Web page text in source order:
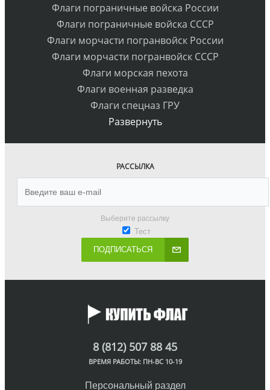
Флаги пограничные войска России
Флаги пограничные войска СССР
Флаги морчасти погранвойск России
Флаги морчасти погранвойск СССР
Флаги морская пехота
Флаги военная разведка
Флаги спецназ ГРУ
Развернуть
РАССЫЛКА
Выберите рассылку
Тест
ПОДПИСАТЬСЯ
8 (812) 507 88 45
ВРЕМЯ РАБОТЫ: ПН-ВС 10-19
Персональный раздел